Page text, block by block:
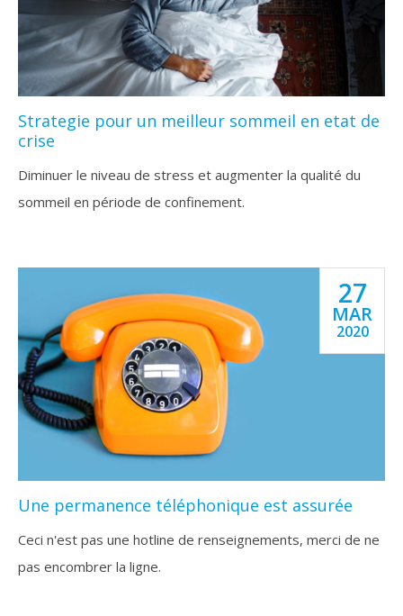
Strategie pour un meilleur sommeil en etat de
crise
Diminuer le niveau de stress et augmenter la qualité du
sommeil en période de confinement.
27
MAR
2020
Une permanence téléphonique est assurée
Ceci n'est pas une hotline de renseignements, merci de ne
pas encombrer la ligne.